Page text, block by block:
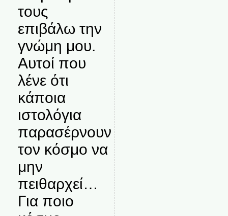
τους
επιβάλω την
γνώμη μου.
Αυτοί που
λένε ότι
κάποια
ιστολόγια
παρασέρνουν
τον κόσμο να
μην
πειθαρχεί…
Για ποιο